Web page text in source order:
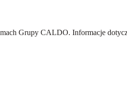
Grupy CALDO. Informacje